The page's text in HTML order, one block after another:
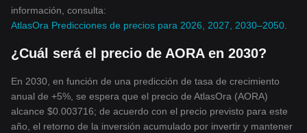
información, consulta:
AtlasOra Predicciones de precios para 2026, 2027, 2030–2050
¿Cuál será el precio de AORA en 2030?
En 2030, en función de una predicción de tasa de crecimiento
anual de +5%, se espera que el precio de AtlasOra (AORA)
alcance $0.003716; de acuerdo con el precio previsto para este
año, el retorno de la inversión acumulado por invertir y mantener